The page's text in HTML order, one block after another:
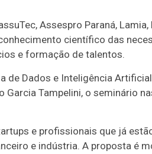
Assespro Paraná, Lamia,
científico das
e formação de talentos.
Dados e Inteligência
Garcia Tampelini, o seminário
e profissionais que já
e indústria. A proposta é